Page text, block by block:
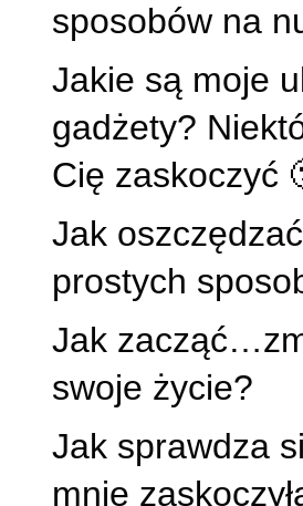
sposobów na
Jakie są moje
gadżety?
Cię zaskoczyć
Jak
prostych
Jak
swoje życie?
Jak sprawdza
mnie